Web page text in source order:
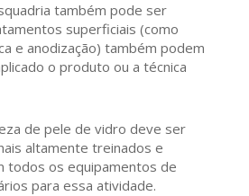
também pode ser
superficiais (como
e anodização) também podem
o produto ou a técnica
de pele de vidro deve ser
altamente treinados e
todos os equipamentos de
para essa atividade.